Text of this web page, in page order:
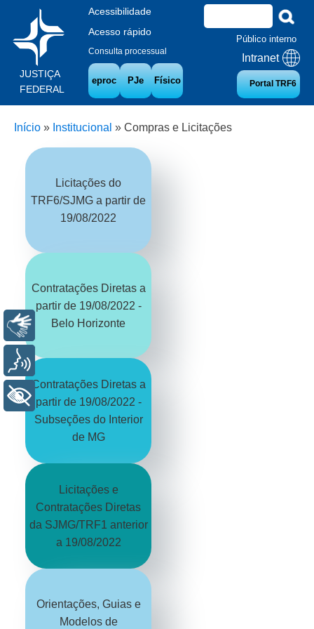
JUSTIÇA
FEDERAL
Acessibilidade
Acesso rápido
Consulta processual
eproc PJe Físico
Público interno
Intranet
Portal TRF6
Início » Institucional » Compras e Licitações
Licitações do
TRF6/SJMG a partir de
19/08/2022
Contratações Diretas a
partir de 19/08/2022 -
Belo Horizonte
Contratações Diretas a
partir de 19/08/2022 -
Subseções do Interior
de MG
Licitações e
Contratações Diretas
da SJMG/TRF1 anterior
a 19/08/2022
Orientações, Guias e
Modelos de
Libras
Voz
+ Acessibilidade